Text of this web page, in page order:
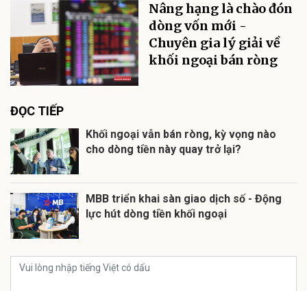
Nâng hạng là chào đón
dòng vốn mới -
Chuyên gia lý giải về
khối ngoại bán ròng
ĐỌC TIẾP
Khối ngoại vẫn bán ròng, kỳ vọng nào
cho dòng tiền này quay trở lại?
MBB triển khai sàn giao dịch số - Động
lực hút dòng tiền khối ngoại